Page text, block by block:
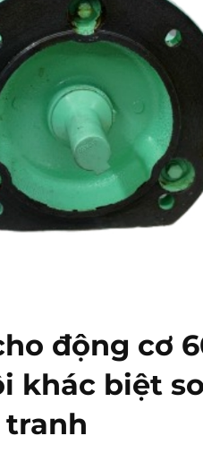
động cơ
khác biệt